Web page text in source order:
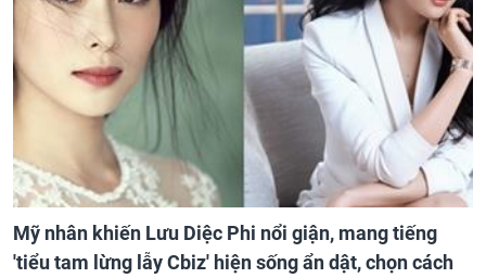
Mỹ nhân khiến Lưu Diệc Phi nổi giận, mang tiếng
'tiểu tam lừng lẫy Cbiz' hiện sống ẩn dật, chọn cách